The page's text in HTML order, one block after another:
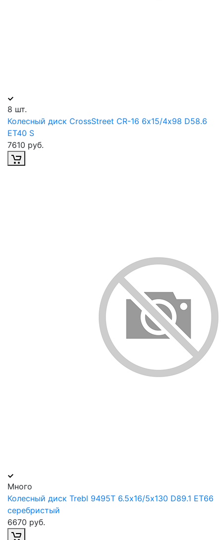
8 шт.
Колесный диск CrossStreet CR-16 6х15/4х98 D58.6
ET40 S
7610 руб.
Много
Колесный диск Trebl 9495T 6.5х16/5х130 D89.1 ET66
серебристый
6670 руб.